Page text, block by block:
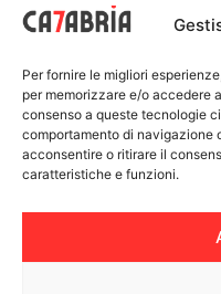
Per fornire le migliori
per memorizzare e/o accedere
consenso a queste tecnologie
comportamento di navigazione
acconsentire o ritirare il
caratteristiche e funzioni.
WE CALABRIA
C7 PLAY
MIX ZONE